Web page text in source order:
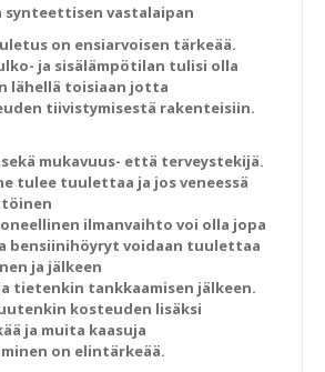
synteettisen vastalaipan
on ensiarvoisen tärkeää.
ja sisälämpötilan tulisi olla
lähellä toisiaan jotta
tiivistymisestä rakenteisiin.
mukavuus- että terveystekijä.
tulee tuulettaa ja jos veneessä
ilmanvaihto voi olla jopa
bensiinihöyryt voidaan tuulettaa
ja jälkeen
tietenkin tankkaamisen jälkeen.
kosteuden lisäksi
ja muita kaasuja
on elintärkeää.